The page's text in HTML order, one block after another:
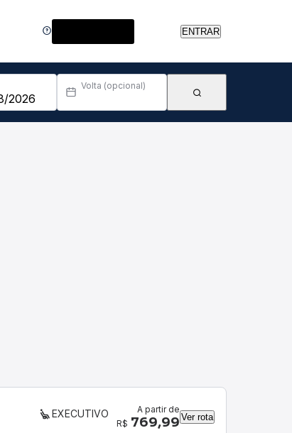
ENTRAR
Volta (opcional)
EXECUTIVO
A partir de
R$ 769,99 Ver rota